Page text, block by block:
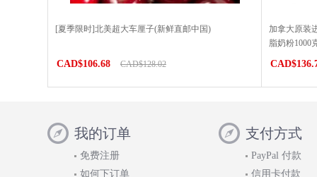
[夏季限时]北美超大车厘子(新鲜直邮中国)
CAD$106.68 CAD$128.02
加拿大原装
脂奶粉1000
我的订单
免费注册
如何下订单
支付方式
PayPal 付款
信用卡付款